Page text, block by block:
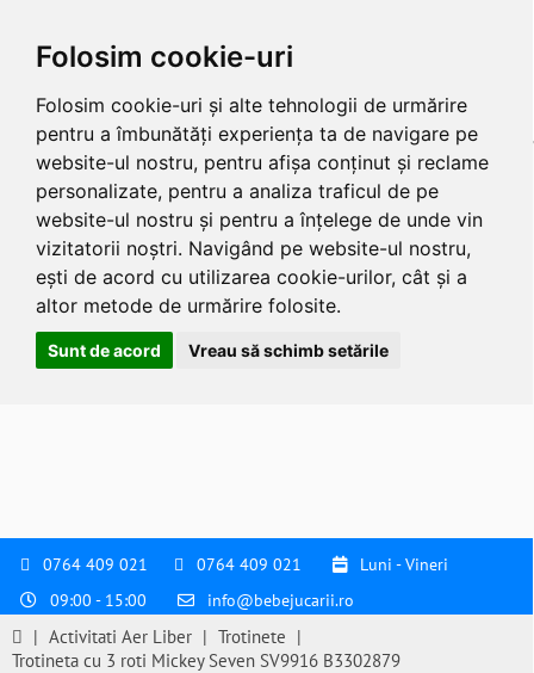
Folosim cookie-uri
Folosim cookie-uri și alte tehnologii de urmărire
pentru a îmbunătăți experiența ta de navigare pe
website-ul nostru, pentru afișa conținut și reclame
personalizate, pentru a analiza traficul de pe
website-ul nostru și pentru a înțelege de unde vin
vizitatorii noștri. Navigând pe website-ul nostru,
ești de acord cu utilizarea cookie-urilor, cât și a
altor metode de urmărire folosite.
Sunt de acord Vreau să schimb setările
0764 409 021 0764 409 021
Luni - Vineri
09:00 - 15:00
info@bebejucarii.ro
| Activitati Aer Liber | Trotinete |
Trotineta cu 3 roti Mickey Seven SV9916 B3302879